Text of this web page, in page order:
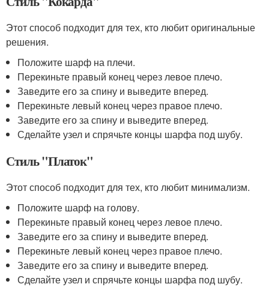
Этот способ подходит для тех, кто любит оригинальные
решения.
Положите шарф на плечи.
Перекиньте правый конец через левое плечо.
Заведите его за спину и выведите вперед.
Перекиньте левый конец через правое плечо.
Заведите его за спину и выведите вперед.
Сделайте узел и спрячьте концы шарфа под шубу.
Стиль "Платок"
Этот способ подходит для тех, кто любит минимализм.
Положите шарф на голову.
Перекиньте правый конец через левое плечо.
Заведите его за спину и выведите вперед.
Перекиньте левый конец через правое плечо.
Заведите его за спину и выведите вперед.
Сделайте узел и спрячьте концы шарфа под шубу.